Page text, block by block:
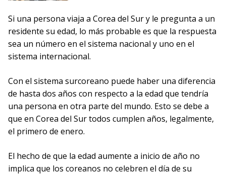
Si una persona viaja a Corea del Sur y le pregunta a un
residente su edad, lo más probable es que la respuesta
sea un número en el sistema nacional y uno en el
sistema internacional.
Con el sistema surcoreano puede haber una diferencia
de hasta dos años con respecto a la edad que tendría
una persona en otra parte del mundo. Esto se debe a
que en Corea del Sur todos cumplen años, legalmente,
el primero de enero.
El hecho de que la edad aumente a inicio de año no
implica que los coreanos no celebren el día de su